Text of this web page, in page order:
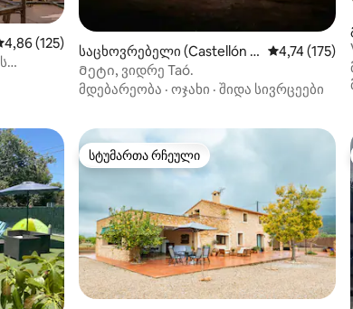
შეფასებაა 5‑დან 4,86, 125 მიმოხილვა
4,86 (125)
საცხოვრებელი (Castellón d
e la Plana)
საშუალო
4,74 (175)
Მეტი, ვიდრე Taó.
მდებარეობა · ოჯახი · შიდა სივრცეები
სტუმართა რჩეული
სტუმართა რჩეული